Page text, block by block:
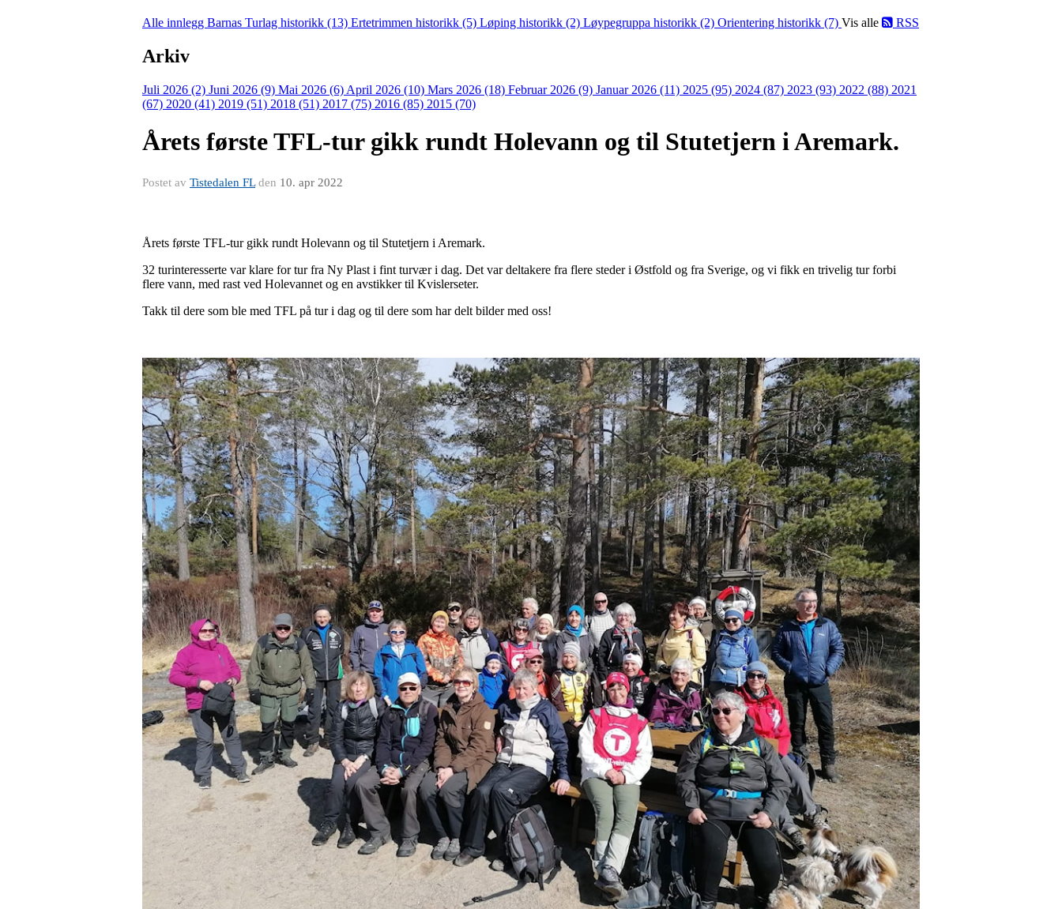
Alle innlegg Barnas Turlag historikk (13) Ertetrimmen historikk (5) Løping historikk (2) Løypegruppa historikk (2) Orientering historikk (7) Vis alle RSS
Arkiv
Juli 2026 (2) Juni 2026 (9) Mai 2026 (6) April 2026 (10) Mars 2026 (18) Februar 2026 (9) Januar 2026 (11) 2025 (95) 2024 (87) 2023 (93) 2022 (88) 2021
(67) 2020 (41) 2019 (51) 2018 (51) 2017 (75) 2016 (85) 2015 (70)
Årets første TFL-tur gikk rundt Holevann og til Stutetjern i Aremark.
Postet av Tistedalen FLden 10. apr 2022
Årets første TFL-tur gikk rundt Holevann og til Stutetjern i Aremark.
32 turinteresserte var klare for tur fra Ny Plast i fint turvær i dag. Det var deltakere fra flere steder i Østfold og fra Sverige, og vi fikk en trivelig tur forbi
flere vann, med rast ved Holevannet og en avstikker til Kvislerseter.
Takk til dere som ble med TFL på tur i dag og til dere som har delt bilder med oss!